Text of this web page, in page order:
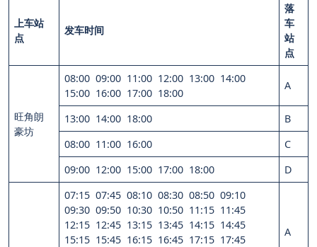
上车站
点
发车时间
落
车
站
点
旺角朗
豪坊
08:00 09:00 11:00 12:00 13:00 14:00
15:00 16:00 17:00 18:00
A
13:00 14:00 18:00
B
08:00 11:00 16:00
C
09:00 12:00 15:00 17:00 18:00
D
07:15 07:45 08:10 08:30 08:50 09:10
09:30 09:50 10:30 10:50 11:15 11:45
12:15 12:45 13:15 13:45 14:15 14:45
15:15 15:45 16:15 16:45 17:15 17:45
A